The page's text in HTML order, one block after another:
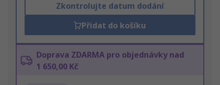
Zkontrolujte datum dodání
Přidat do košíku
Doprava ZDARMA pro objednávky nad
1 650,00 Kč